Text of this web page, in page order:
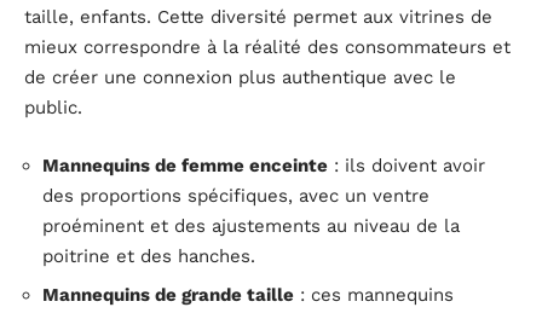
taille, enfants. Cette diversité permet aux vitrines de
mieux correspondre à la réalité des consommateurs et
de créer une connexion plus authentique avec le
public.
Mannequins de femme enceinte : ils doivent avoir
des proportions spécifiques, avec un ventre
proéminent et des ajustements au niveau de la
poitrine et des hanches.
Mannequins de grande taille : ces mannequins